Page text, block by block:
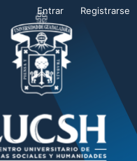
Entrar Registrarse